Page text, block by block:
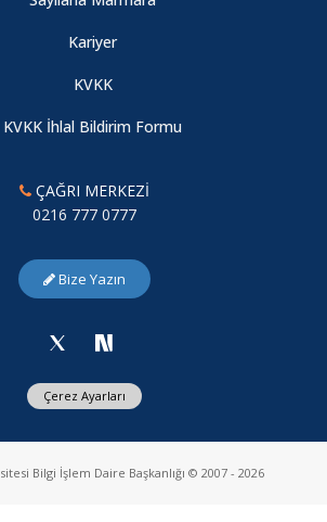
Kariyer
KVKK
KVKK İhlal Bildirim Formu
ÇAĞRI MERKEZİ
0216 777 0777
Bize Yazın
Çerez Ayarları
Bilgi İşlem Daire Başkanlığı © 2007 - 2026